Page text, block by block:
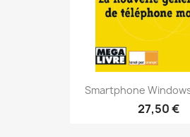
Smartphone
27,50 €